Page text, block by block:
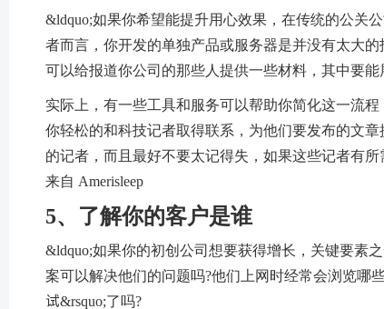
&ldquo;如果你希望能提升用心效果，在传统的公关
者而言，你开发的单独产品或服务器是并没有太大
可以给报道你公司的那些人提供一些材料，其中要
实际上，有一些工具和服务可以帮助你简化这一流程
你轻松的和科技记者取得联系，为他们要发布的文
的记者，而且最好不要太记得失，如果这些记者有所
来自 Amerisleep
5、了解你的客户是谁
&ldquo;如果你的初创公司想要获得增长，关键要素
案可以解决他们的问题吗?他们上网时经常会浏览哪
试&rsquo;了吗?